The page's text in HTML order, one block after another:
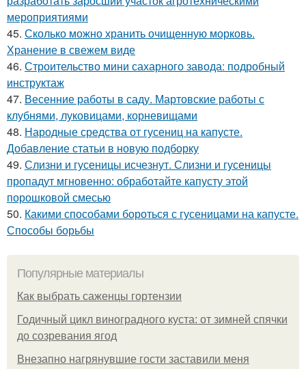
мероприятиями
45. Сколько можно хранить очищенную морковь.
Хранение в свежем виде
46. Строительство мини сахарного завода: подробный
инструктаж
47. Весенние работы в саду. Мартовские работы с
клубнями, луковицами, корневищами
48. Народные средства от гусениц на капусте.
Добавление статьи в новую подборку
49. Слизни и гусеницы исчезнут. Слизни и гусеницы
пропадут мгновенно: обработайте капусту этой
порошковой смесью
50. Какими способами бороться с гусеницами на капусте.
Способы борьбы
Популярные материалы
Как выбрать саженцы гортензии
Годичный цикл виноградного куста: от зимней спячки
до созревания ягод
Внезапно нагрянувшие гости заставили меня